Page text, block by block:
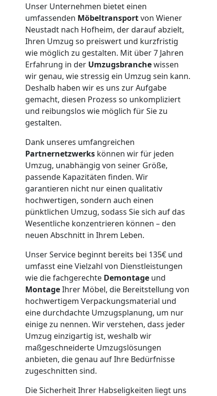
Unser Unternehmen bietet einen
umfassenden Möbeltransportvon Wiener
Neustadt nach Hofheim, der darauf abzielt,
Ihren Umzug so preiswert und kurzfristig
wie möglich zu gestalten. Mit über 7 Jahren
Erfahrung in der Umzugsbranchewissen
wir genau, wie stressig ein Umzug sein kann.
Deshalb haben wir es uns zur Aufgabe
gemacht, diesen Prozess so unkompliziert
und reibungslos wie möglich für Sie zu
gestalten.
Dank unseres umfangreichen
Partnernetzwerks können wir für jeden
Umzug, unabhängig von seiner Größe,
passende Kapazitäten finden. Wir
garantieren nicht nur einen qualitativ
hochwertigen, sondern auch einen
pünktlichen Umzug, sodass Sie sich auf das
Wesentliche konzentrieren können – den
neuen Abschnitt in Ihrem Leben.
Unser Service beginnt bereits bei 135€ und
umfasst eine Vielzahl von Dienstleistungen
wie die fachgerechte Demontage und
MontageIhrer Möbel, die Bereitstellung von
hochwertigem Verpackungsmaterial und
eine durchdachte Umzugsplanung, um nur
einige zu nennen. Wir verstehen, dass jeder
Umzug einzigartig ist, weshalb wir
maßgeschneiderte Umzugslösungen
anbieten, die genau auf Ihre Bedürfnisse
zugeschnitten sind.
Die Sicherheit Ihrer Habseligkeiten liegt uns
Umzugshelfer
Wiener
Neustadt
Möbeltaxi
Wiener
Neustadt
Kleintransport
Wiener